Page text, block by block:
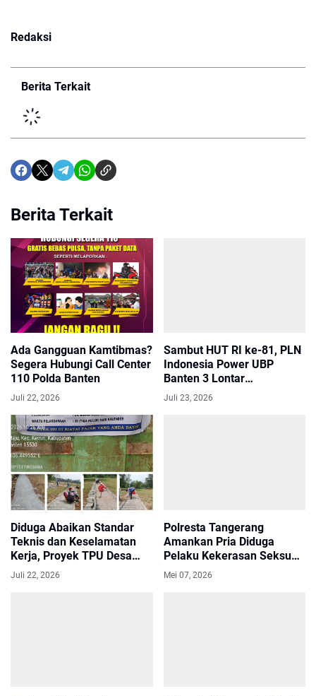
Redaksi
Berita Terkait
Berita Terkait
Ada Gangguan Kamtibmas?
Segera Hubungi Call Center
110 Polda Banten
Juli 22, 2026
Sambut HUT RI ke-81, PLN
Indonesia Power UBP
Banten 3 Lontar
Tranformasikan FABA
Juli 23, 2026
Diduga Abaikan Standar
Teknis dan Keselamatan
Kerja, Proyek TPU Desa
Legok Sukamaju
Kecamatan Kemiri Jadi
Juli 22, 2026
Polresta Tangerang
Amankan Pria Diduga
Pelaku Kekerasan Seksual
Terhadap Anak di Bawah
Umur
Mei 07, 2026